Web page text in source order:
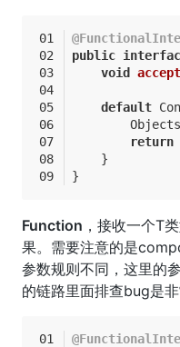
public
void
accept
default
return
    }
}
Function ，接收一个T
果。需要注意的是
参数规则不同，这里的
的链路里面排查bug是非